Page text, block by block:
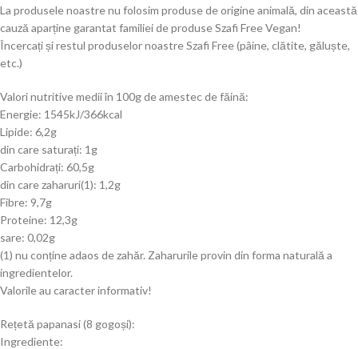
La produsele noastre nu folosim produse de origine animală, din această
cauză aparține garantat familiei de produse Szafi Free Vegan!
Încercați și restul produselor noastre Szafi Free (pâine, clătite, găluște,
etc.)
Valori nutritive medii în 100g de amestec de făină:
Energie: 1545kJ/366kcal
Lipide: 6,2g
din care saturați: 1g
Carbohidrați: 60,5g
din care zaharuri(1): 1,2g
Fibre: 9,7g
Proteine: 12,3g
sare: 0,02g
(1) nu conține adaos de zahăr. Zaharurile provin din forma naturală a
ingredientelor.
Valorile au caracter informativ!
Rețetă papanasi (8 gogoși):
Ingrediente: